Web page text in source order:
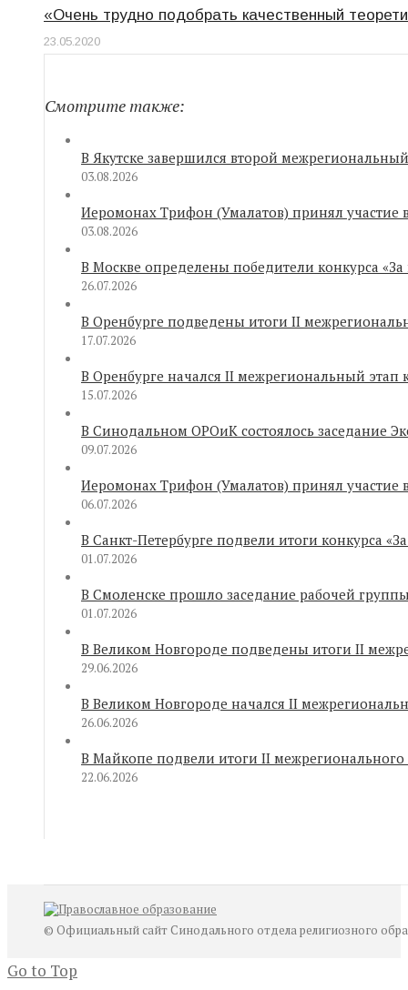
«Очень трудно подобрать качественный
23.05.2020
Смотрите также:
В Якутске завершился второй
03.08.2026
Иеромонах Трифон (Умалатов) принял участие
03.08.2026
В Москве определены победители конкурса
26.07.2026
В Оренбурге подведены итоги II
17.07.2026
В Оренбурге начался II межрегиональный этап
15.07.2026
В Синодальном ОРОиК состоялось заседание
09.07.2026
Иеромонах Трифон (Умалатов) принял участие
06.07.2026
В Санкт-Петербурге подвели итоги конкурса
01.07.2026
В Смоленске прошло заседание рабочей
01.07.2026
В Великом Новгороде подведены итоги II
29.06.2026
В Великом Новгороде начался II
26.06.2026
В Майкопе подвели итоги II межрегионального
22.06.2026
© Официальный сайт Синодального отдела религиозного
Go to Top